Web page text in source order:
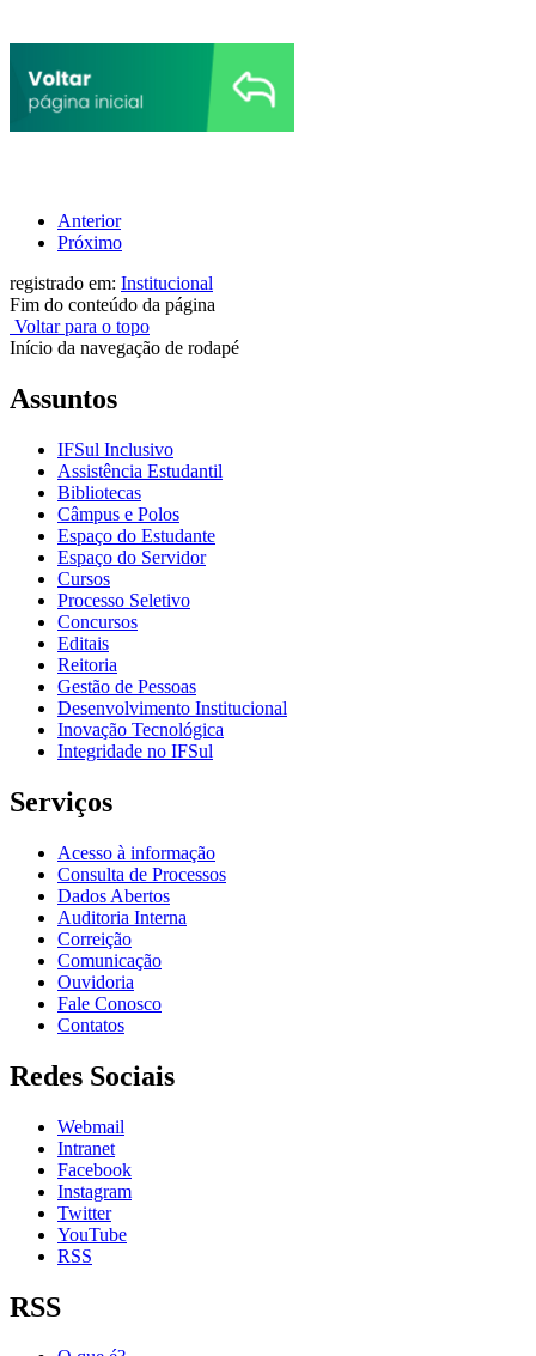
Anterior
Próximo
registrado em: Institucional
Fim do conteúdo da página
Voltar para o topo
Início da navegação de rodapé
Assuntos
IFSul Inclusivo
Assistência Estudantil
Bibliotecas
Câmpus e Polos
Espaço do Estudante
Espaço do Servidor
Cursos
Processo Seletivo
Concursos
Editais
Reitoria
Gestão de Pessoas
Desenvolvimento Institucional
Inovação Tecnológica
Integridade no IFSul
Serviços
Acesso à informação
Consulta de Processos
Dados Abertos
Auditoria Interna
Correição
Comunicação
Ouvidoria
Fale Conosco
Contatos
Redes Sociais
Webmail
Intranet
Facebook
Instagram
Twitter
YouTube
RSS
RSS